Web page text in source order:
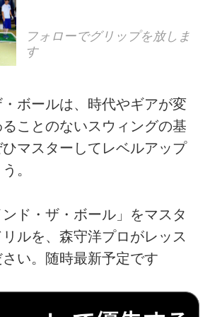
フォローでグリップを放しま
す
ボールは、時代やギアが変
ことのないスウィングの基
マスターしてレベルアップ
。
ド・ザ・ボール」をマスタ
ルを、森守洋プロがレッス
い。随時最新予定です